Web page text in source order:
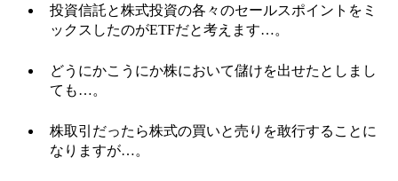
投資信託と株式投資の各々のセールスポイントをミ
ックスしたのがETFだと考えます…。
どうにかこうにか株において儲けを出せたとしまし
ても…。
株取引だったら株式の買いと売りを敢行することに
なりますが…。